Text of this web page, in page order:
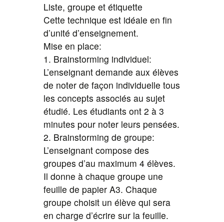
Liste, groupe et étiquette
Cette technique est idéale en fin
d’unité d’enseignement.
Mise en place:
1. Brainstorming individuel:
L’enseignant demande aux élèves
de noter de façon individuelle tous
les concepts associés au sujet
étudié. Les étudiants ont 2 à 3
minutes pour noter leurs pensées.
2. Brainstorming de groupe:
L’enseignant compose des
groupes d’au maximum 4 élèves.
Il donne à chaque groupe une
feuille de papier A3. Chaque
groupe choisit un élève qui sera
en charge d’écrire sur la feuille.